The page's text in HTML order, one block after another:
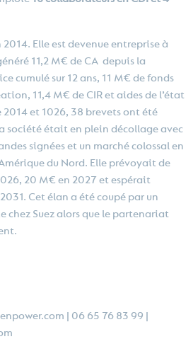
2014. Elle est devenue entreprise à
11,2 M€ de CA depuis la
cumulé sur 12 ans, 11 M€ de fonds
11,4 M€ de CIR et aides de l’état
et 1026, 38 brevets ont été
société était en plein décollage avec
signées et un marché colossal en
du Nord. Elle prévoyait de
20 M€ en 2027 et espérait
Cet élan a été coupé par un
chez Suez alors que le partenariat
| 06 65 76 83 99 |